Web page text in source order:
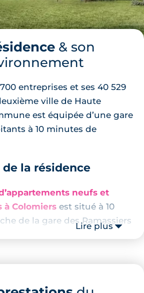
& son
entreprises et ses 40 529
ville de Haute
est équipée d’une gare
à 10 minutes de
la résidence
neufs et
à Colomiers est situé à 10
de la gare des Ramassiers
Toulouse Matabiau en
Atlantique. Airbus
de route.
Lire plus